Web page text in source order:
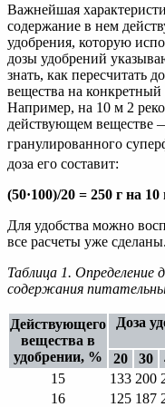
Важнейшая
содержание в нем
удобрения, которую
дозы удобрений
знать, как пересчитать
вещества на
Например, на 10 м 2
действующем веществе
гранулированного
доза его составит:
(50·100)/20 = 250 г на 10
Для удобства можно
все расчеты уже сделаны.
Таблица 1. Определение
содержания
Действующего
вещества в
удобрении, %
Доза
20
30
15
133 200
16
125 187